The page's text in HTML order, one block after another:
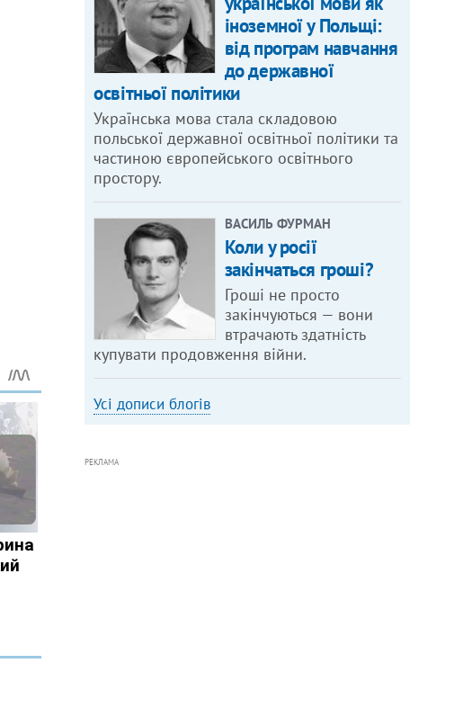
іноземної у Польщі:
від програм навчання
до державної
освітньої політики
Українська мова стала складовою
польської державної освітньої політики та
частиною європейського освітнього
простору.
ВАСИЛЬ ФУРМАН
Коли у росії
закінчаться гроші?
Гроші не просто
закінчуються — вони
втрачають здатність
купувати продовження війни.
Усі дописи блогів
РЕКЛАМА